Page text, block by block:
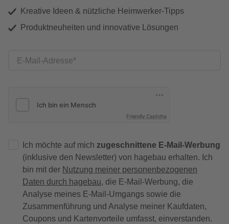
Kreative Ideen & nützliche Heimwerker-Tipps
Produktneuheiten und innovative Lösungen
E-Mail-Adresse
Friendly Captcha
Ich möchte auf mich zugeschnittene E-Mail-Werbung
(inklusive den Newsletter) von hagebau erhalten. Ich
bin mit der Nutzung meiner personenbezogenen
Daten durch hagebau, die E-Mail-Werbung, die
Analyse meines E-Mail-Umgangs sowie die
Zusammenführung und Analyse meiner Kaufdaten,
Coupons und Kartenvorteile umfasst, einverstanden.